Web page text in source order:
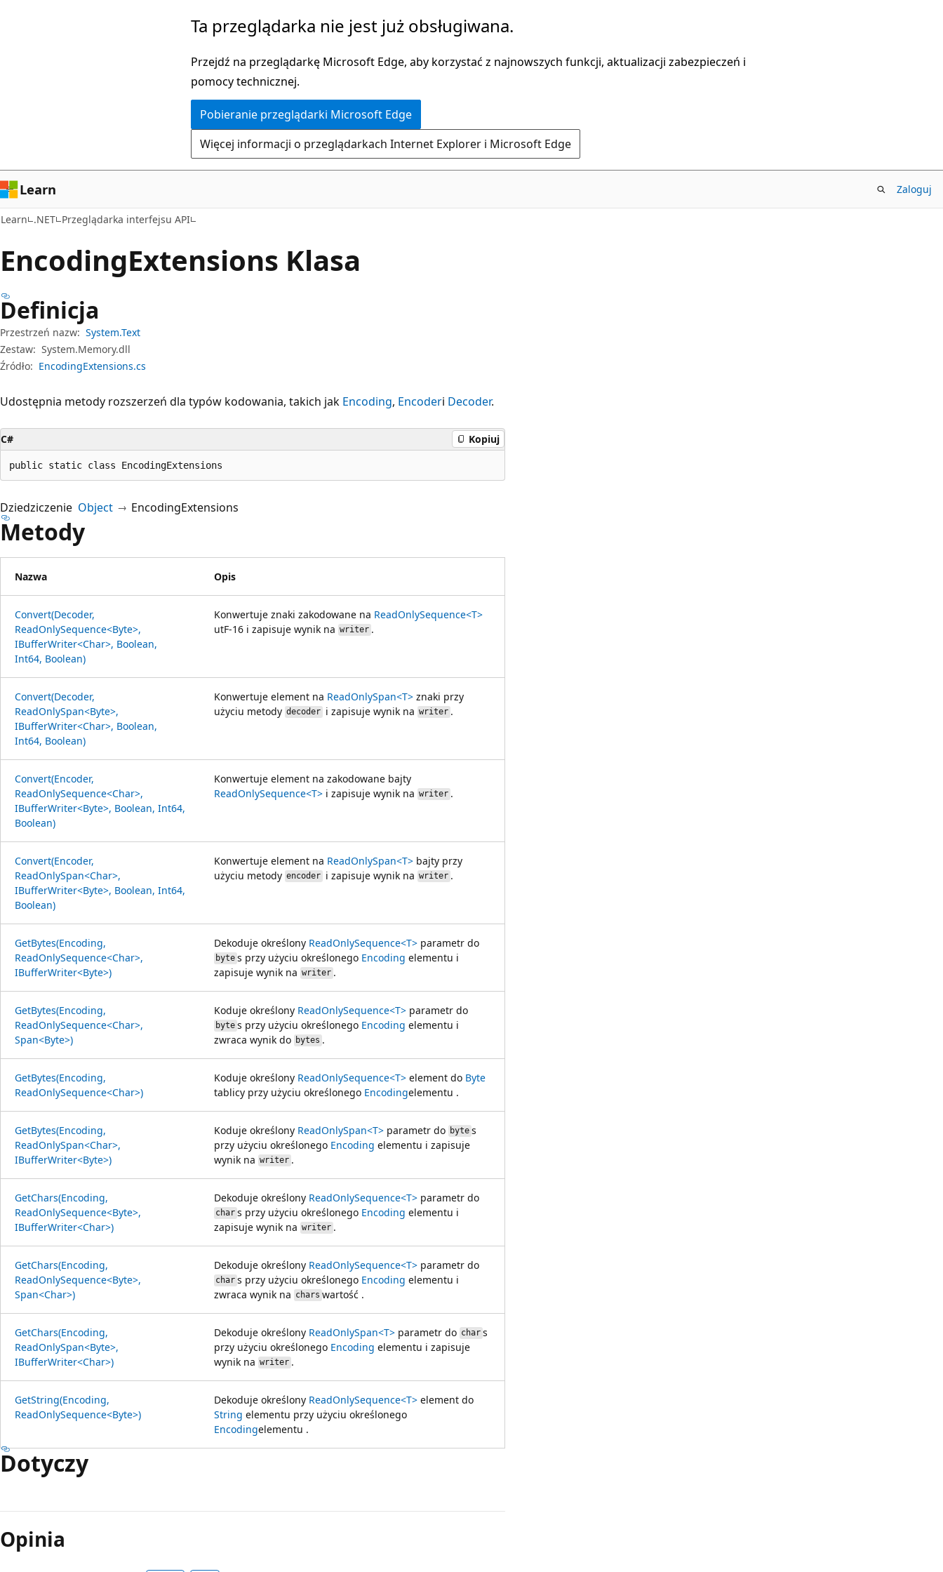
Ta przeglądarka nie jest już obsługiwana.
Przejdź na przeglądarkę Microsoft Edge, aby korzystać z najnowszych funkcji, aktualizacji zabezpieczeń i
pomocy technicznej.
Pobieranie przeglądarki Microsoft Edge
Więcej informacji o przeglądarkach Internet Explorer i Microsoft Edge
Learn Zaloguj
Learn .NET Przeglądarka interfejsu API
EncodingExtensions Klasa
Definicja
Przestrzeń nazw: System.Text
Zestaw: System.Memory.dll
Źródło: EncodingExtensions.cs
Udostępnia metody rozszerzeń dla typów kodowania, takich jak Encoding, Encoderi Decoder.
C# Kopiuj
public static class EncodingExtensions
Dziedziczenie Object EncodingExtensions
Metody
Nazwa Opis
Convert(Decoder,
ReadOnlySequence<Byte>,
IBufferWriter<Char>, Boolean,
Int64, Boolean)
Konwertuje znaki zakodowane na ReadOnlySequence<T>
utF-16 i zapisuje wynik na writer .
Convert(Decoder,
ReadOnlySpan<Byte>,
IBufferWriter<Char>, Boolean,
Int64, Boolean)
Konwertuje element na ReadOnlySpan<T> znaki przy
użyciu metody decoder i zapisuje wynik na writer .
Convert(Encoder,
ReadOnlySequence<Char>,
IBufferWriter<Byte>, Boolean, Int64,
Boolean)
Konwertuje element na zakodowane bajty
ReadOnlySequence<T> i zapisuje wynik na writer .
Convert(Encoder,
ReadOnlySpan<Char>,
IBufferWriter<Byte>, Boolean, Int64,
Boolean)
Konwertuje element na ReadOnlySpan<T> bajty przy
użyciu metody encoder i zapisuje wynik na writer .
GetBytes(Encoding,
ReadOnlySequence<Char>,
IBufferWriter<Byte>)
Dekoduje określony ReadOnlySequence<T> parametr do
bytes przy użyciu określonego Encoding elementu i
zapisuje wynik na writer .
GetBytes(Encoding,
ReadOnlySequence<Char>,
Span<Byte>)
Koduje określony ReadOnlySequence<T> parametr do
bytes przy użyciu określonego Encoding elementu i
zwraca wynik do bytes .
GetBytes(Encoding,
ReadOnlySequence<Char>)
Koduje określony ReadOnlySequence<T> element do Byte
tablicy przy użyciu określonego Encodingelementu .
GetBytes(Encoding,
ReadOnlySpan<Char>,
IBufferWriter<Byte>)
Koduje określony ReadOnlySpan<T> parametr do bytes
przy użyciu określonego Encoding elementu i zapisuje
wynik na writer .
GetChars(Encoding,
ReadOnlySequence<Byte>,
IBufferWriter<Char>)
Dekoduje określony ReadOnlySequence<T> parametr do
chars przy użyciu określonego Encoding elementu i
zapisuje wynik na writer .
GetChars(Encoding,
ReadOnlySequence<Byte>,
Span<Char>)
Dekoduje określony ReadOnlySequence<T> parametr do
chars przy użyciu określonego Encoding elementu i
zwraca wynik na chars wartość .
GetChars(Encoding,
ReadOnlySpan<Byte>,
IBufferWriter<Char>)
Dekoduje określony ReadOnlySpan<T> parametr do chars
przy użyciu określonego Encoding elementu i zapisuje
wynik na writer .
GetString(Encoding,
ReadOnlySequence<Byte>)
Dekoduje określony ReadOnlySequence<T> element do
String elementu przy użyciu określonego
Encodingelementu .
Dotyczy
odczytu
wyłączony
Opinia